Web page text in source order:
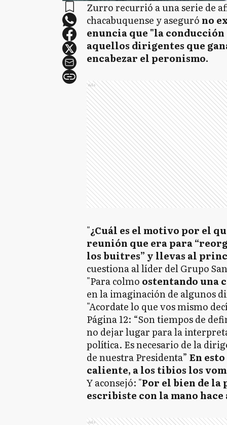
Zurro recurrió a una serie de
chacabuquense y aseguró no
enuncia que "la
aquellos dirigentes que
encabezar el peronismo.
Ads
"¿Cuál es el motivo por el
reunión que era para
los buitres” y llevas al
cuestiona al líder del Grupo
"Para colmo ostentando una
en la imaginación de algunos
"Acordate lo que vos mismo
Página 12: “Son tiempos de
no dejar lugar para la
política. Es necesario de la
de nuestra Presidenta” En
caliente, a los tibios los
Y aconsejó: "Por el bien de la
escribiste con la mano hace
Ads